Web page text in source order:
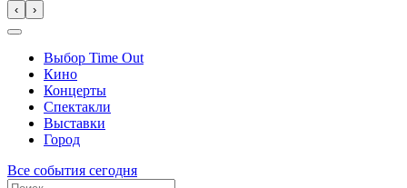
‹ ›
Выбор Time Out
Кино
Концерты
Спектакли
Выставки
Город
Все события сегодня